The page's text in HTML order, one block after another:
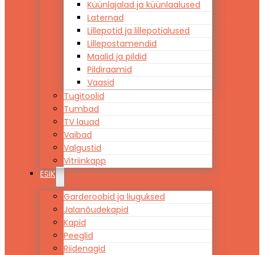
Küünlajalad ja küünlaalused
Laternad
Lillepotid ja lillepotialused
Lillepostamendid
Maalid ja pildid
Pildiraamid
Vaasid
Tugitoolid
Tumbad
TV lauad
Vaibad
Valgustid
Vitriinkapp
ESIK
Garderoobid ja liuguksed
Jalanõudekapid
Kapid
Peeglid
Riidenagid